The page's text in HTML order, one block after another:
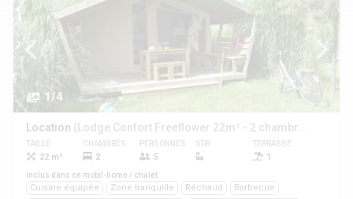
1/4
Location (Lodge Confort Freeflower 22m² - 2 chambres (sans salle de bain))
TAILLE
22 m²
CHAMBRES
2
PERSONNES
5
SDB TERRASSE
1
Inclus dans ce mobil-home / chalet
Cuisine équipée Zone tranquille Réchaud
Barbecue